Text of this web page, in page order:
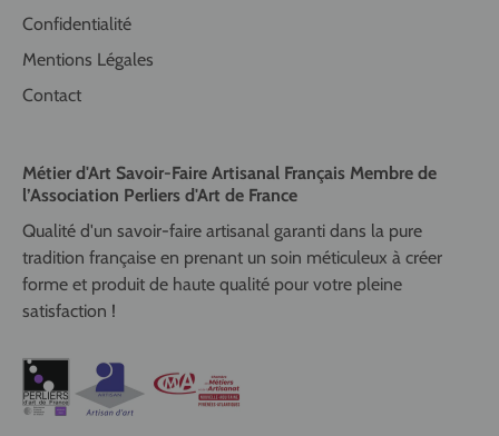
Confidentialité
Mentions Légales
Contact
Métier d'Art Savoir-Faire Artisanal Français Membre de
l’Association Perliers d'Art de France
Qualité d'un savoir-faire artisanal garanti dans la pure
tradition française en prenant un soin méticuleux à créer
forme et produit de haute qualité pour votre pleine
satisfaction !